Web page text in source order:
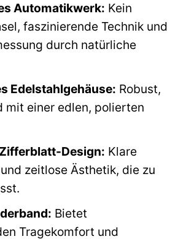
Automatikwerk: Kein
faszinierende Technik und
durch natürliche
Edelstahlgehäuse: Robust,
mit einer edlen, polierten
Design: Klare
zeitlose Ästhetik, die zu
Bietet
Tragekomfort und